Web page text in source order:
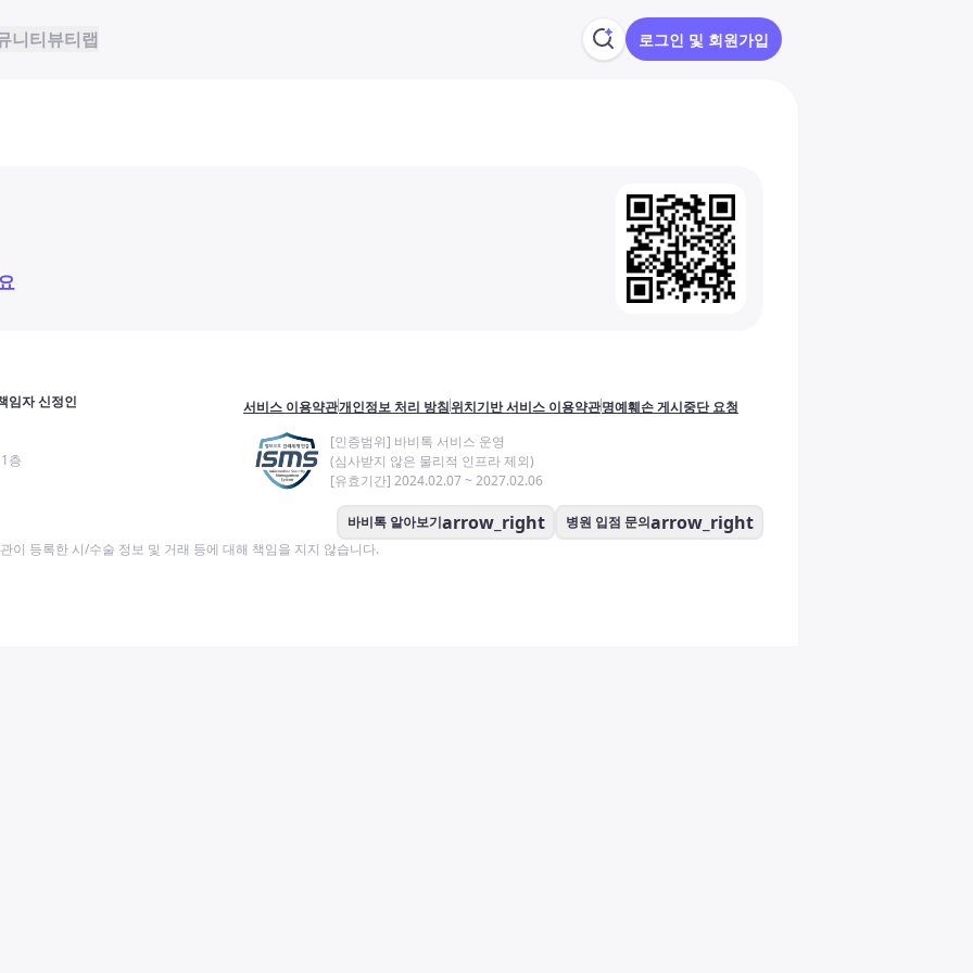
니티뷰티랩 로그인 및 회원가입
임자 신정인
층
서비스 이용약관개인정보 처리 방침위치기반 서비스 이용약관명예훼손 게시중단 요청
[인증범위] 바비톡 서비스 운영
(심사받지 않은 물리적 인프라 제외)
[유효기간] 2024.02.07 ~ 2027.02.06
바비톡 알아보기arrow_right 병원 입점 문의arrow_right
이 등록한 시/수술 정보 및 거래 등에 대해 책임을 지지 않습니다.